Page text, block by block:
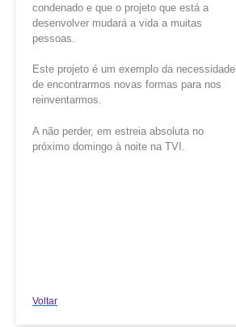
condenado e que o projeto que está a
desenvolver mudará a vida a muitas
pessoas.
Este projeto é um exemplo da necessidade
de encontrarmos novas formas para nos
reinventarmos.
A não perder, em estreia absoluta no
próximo domingo à noite na TVI.
Voltar